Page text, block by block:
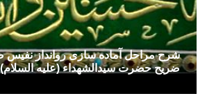
شرح مراحل آماده سازی روانداز نفیس
ضریح حضرت سیدالشهداء (علیه السلام)